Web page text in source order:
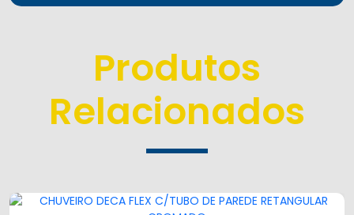
Produtos
Relacionados